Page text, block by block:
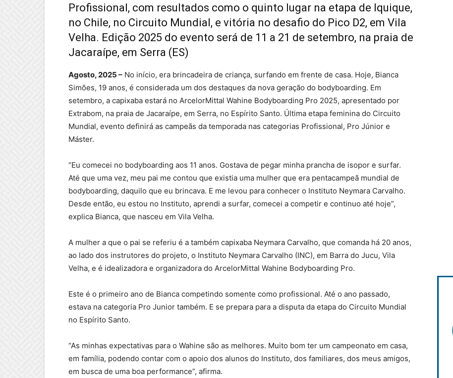
Profissional, com resultados como o quinto lugar na etapa de Iquique,
no Chile, no Circuito Mundial, e vitória no desafio do Pico D2, em Vila
Velha. Edição 2025 do evento será de 11 a 21 de setembro, na praia de
Jacaraípe, em Serra (ES)
Agosto, 2025 – No início, era brincadeira de criança, surfando em frente de casa. Hoje, Bianca
Simões, 19 anos, é considerada um dos destaques da nova geração do bodyboarding. Em
setembro, a capixaba estará no ArcelorMittal Wahine Bodyboarding Pro 2025, apresentado por
Extrabom, na praia de Jacaraípe, em Serra, no Espírito Santo. Última etapa feminina do Circuito
Mundial, evento definirá as campeãs da temporada nas categorias Profissional, Pro Júnior e
Máster.
“Eu comecei no bodyboarding aos 11 anos. Gostava de pegar minha prancha de isopor e surfar.
Até que uma vez, meu pai me contou que existia uma mulher que era pentacampeã mundial de
bodyboarding, daquilo que eu brincava. E me levou para conhecer o Instituto Neymara Carvalho.
Desde então, eu estou no Instituto, aprendi a surfar, comecei a competir e continuo até hoje”,
explica Bianca, que nasceu em Vila Velha.
A mulher a que o pai se referiu é a também capixaba Neymara Carvalho, que comanda há 20 anos,
ao lado dos instrutores do projeto, o Instituto Neymara Carvalho (INC), em Barra do Jucu, Vila
Velha, e é idealizadora e organizadora do ArcelorMittal Wahine Bodyboarding Pro.
Este é o primeiro ano de Bianca competindo somente como profissional. Até o ano passado,
estava na categoria Pro Junior também. E se prepara para a disputa da etapa do Circuito Mundial
no Espírito Santo.
“As minhas expectativas para o Wahine são as melhores. Muito bom ter um campeonato em casa,
em família, podendo contar com o apoio dos alunos do Instituto, dos familiares, dos meus amigos,
em busca de uma boa performance”, afirma.